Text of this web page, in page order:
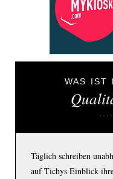
WAS IST
Täglich schreiben
auf Tichys Einblick